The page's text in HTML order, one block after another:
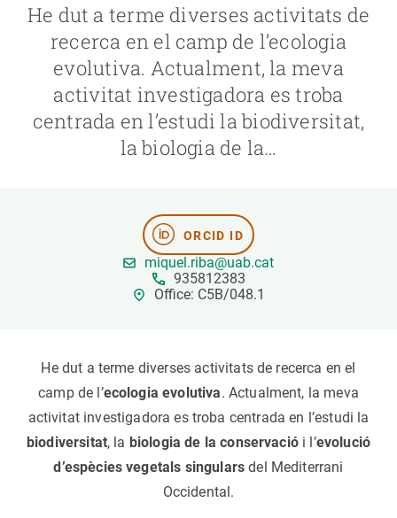
He dut a terme diverses activitats de
recerca en el camp de l’ecologia
evolutiva. Actualment, la meva
activitat investigadora es troba
centrada en l’estudi la biodiversitat,
la biologia de la…
ORCID ID
miquel.riba@uab.cat
935812383
Office: C5B/048.1
He dut a terme diverses activitats de recerca en el
camp de l’ecologia evolutiva. Actualment, la meva
activitat investigadora es troba centrada en l’estudi la
biodiversitat, la biologia de la conservaciói l’evolució
d’espècies vegetals singularsdel Mediterrani
Occidental.
UNEIX-TE A NOSALTRES
PARTICIPA
NOTÍCIES I AGENDA